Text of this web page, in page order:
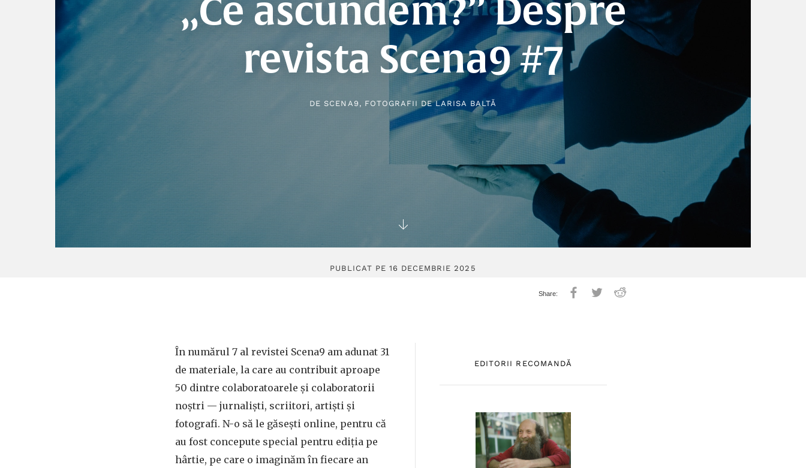
„Ce ascundem?” Despre
revista Scena9 #7
DESCENA9, FOTOGRAFII DELARISA BALTĂ
PUBLICAT PE 16 DECEMBRIE 2025
EDITORII RECOMANDĂ
În numărul 7 al revistei Scena9 am adunat 31
de materiale, la care au contribuit aproape
50 dintre colaboratoarele și colaboratorii
noștri — jurnaliști, scriitori, artiști și
fotografi. N-o să le găsești online, pentru că
au fost concepute special pentru ediția pe
hârtie, pe care o imaginăm în fiecare an